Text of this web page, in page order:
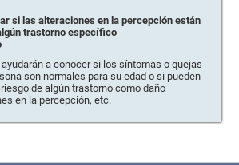
si las alteraciones en la percepción están
trastorno específico
a conocer si los síntomas o quejas
son normales para su edad o si pueden
de algún trastorno como daño
en la percepción, etc.